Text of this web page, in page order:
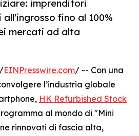
imprenditori
fino al 100%
mercati ad alta
EINPresswire.com/ -- Con una
l’industria globale
HK Refurbished Stock
al mondo di "Mini
rinnovati di fascia alta,